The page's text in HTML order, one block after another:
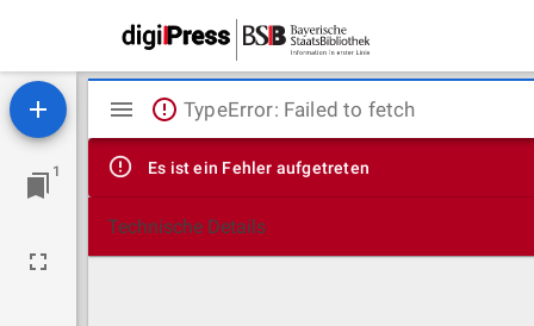
1
Mirador
Viewer
TypeError: Failed to fetch
Es ist ein Fehler aufgetreten
Technische Details